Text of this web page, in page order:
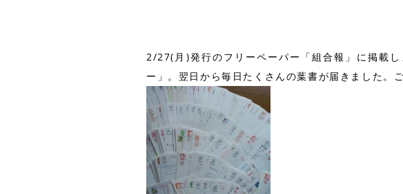
2/27(月)発行のフリーペーパー「組合報」に掲載
ー」。翌日から毎日たくさんの葉書が届きました。